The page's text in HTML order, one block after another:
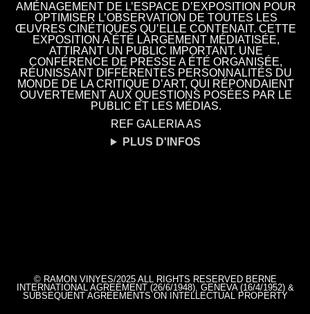
AMÉNAGEMENT DE L’ESPACE D’EXPOSITION POUR
OPTIMISER L’OBSERVATION DE TOUTES LES
ŒUVRES CINÉTIQUES QU’ELLE CONTENAIT. CETTE
EXPOSITION A ÉTÉ LARGEMENT MÉDIATISÉE,
ATTIRANT UN PUBLIC IMPORTANT. UNE
CONFÉRENCE DE PRESSE A ÉTÉ ORGANISÉE,
RÉUNISSANT DIFFÉRENTES PERSONNALITÉS DU
MONDE DE LA CRITIQUE D’ART, QUI RÉPONDAIENT
OUVERTEMENT AUX QUESTIONS POSÉES PAR LE
PUBLIC ET LES MÉDIAS.
REF GALERIA AS
PLUS D'INFOS
© RAMON VINYES/2025 ALL RIGHTS RESERVED BERNE
INTERNATIONAL AGREEMENT (26/6/1948), GENEVA (16/4/1952) &
SUBSEQUENT AGREEMENTS ON INTELLECTUAL PROPERTY